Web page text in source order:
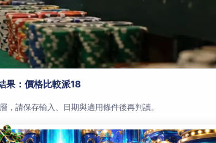
果：價格比較派18
請保存輸入、日期與適用條件後再判讀。